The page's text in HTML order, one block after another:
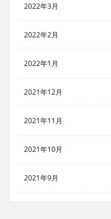
2022年3月
2022年2月
2022年1月
2021年12月
2021年11月
2021年10月
2021年9月